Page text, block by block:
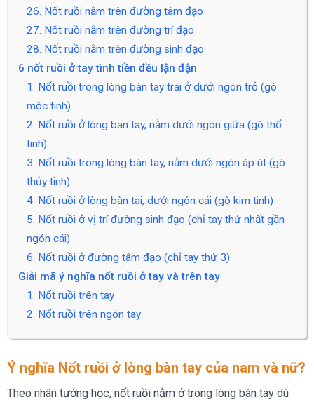
26. Nốt ruồi nằm trên đường tâm đạo
27. Nốt ruồi nằm trên đường trí đạo
28. Nốt ruồi nằm trên đường sinh đạo
6 nốt ruồi ở tay tình tiền đều lận đận
1. Nốt ruồi trong lòng bàn tay trái ở dưới ngón trỏ (gò
mộc tinh)
2. Nốt ruồi ở lòng ban tay, nằm dưới ngón giữa (gò thổ
tinh)
3. Nốt ruồi trong lòng bàn tay, nằm dưới ngón áp út (gò
thủy tinh)
4. Nốt ruồi ở lòng bàn tai, dưới ngón cái (gò kim tinh)
5. Nốt ruồi ở vị trí đường sinh đạo (chỉ tay thứ nhất gần
ngón cái)
6. Nốt ruồi ở đường tâm đạo (chỉ tay thứ 3)
Giải mã ý nghĩa nốt ruồi ở tay và trên tay
1. Nốt ruồi trên tay
2. Nốt ruồi trên ngón tay
Ý nghĩa Nốt ruồi ở lòng bàn tay của nam và nữ?
Theo nhân tướng học, nốt ruồi nằm ở trong lòng bàn tay dù